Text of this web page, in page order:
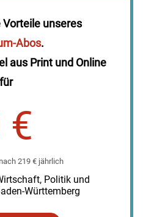
Vorteile unseres
Abos.
aus Print und Online
für
€
219 € jährlich
Politik und
Württemberg